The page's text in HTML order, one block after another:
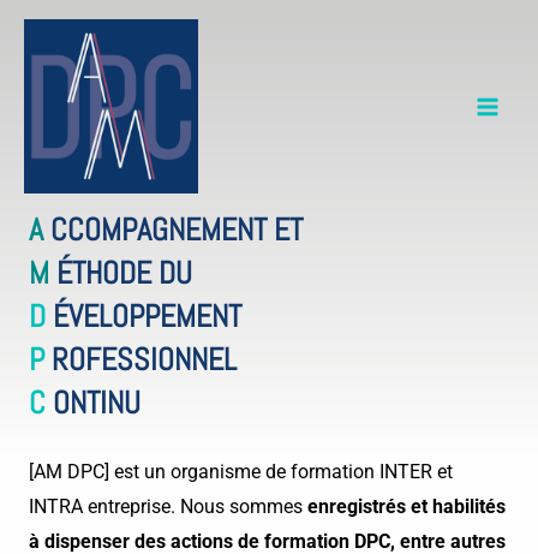
Aller
ACCOMPAGNEMENT ET
M ÉTHODE DU
D ÉVELOPPEMENT
PROFESSIONNEL
C ONTINU
[AM DPC] est un organisme de formation INTER et
INTRA entreprise. Nous sommes enregistrés et habilités
à dispenser des actions de formation DPC, entre autres